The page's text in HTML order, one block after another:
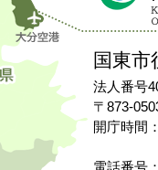
国東市
法人番号
〒873-
開庁時間：
電話番号